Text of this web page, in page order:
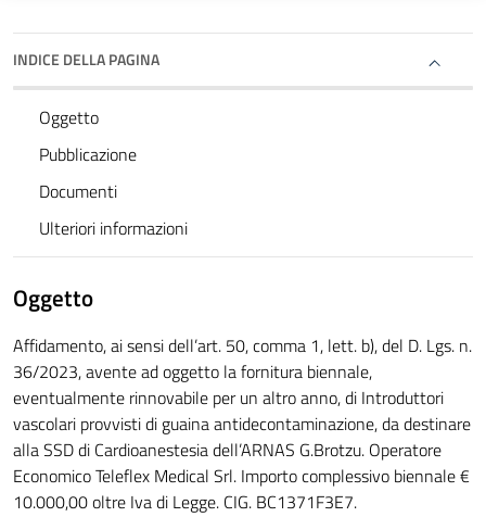
INDICE DELLA PAGINA
Oggetto
Pubblicazione
Documenti
Ulteriori informazioni
Oggetto
Affidamento, ai sensi dell’art. 50, comma 1, lett. b), del D. Lgs. n.
36/2023, avente ad oggetto la fornitura biennale,
eventualmente rinnovabile per un altro anno, di Introduttori
vascolari provvisti di guaina antidecontaminazione, da destinare
alla SSD di Cardioanestesia dell’ARNAS G.Brotzu. Operatore
Economico Teleflex Medical Srl. Importo complessivo biennale €
10.000,00 oltre Iva di Legge. CIG. BC1371F3E7.